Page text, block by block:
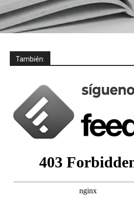
También: